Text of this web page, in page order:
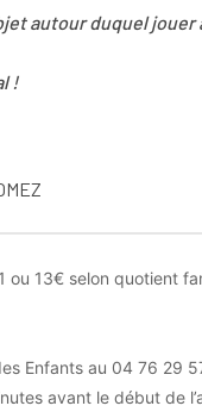
autour duquel
!
ou 13€ selon quotient
Enfants au 04 76 29
avant le début de